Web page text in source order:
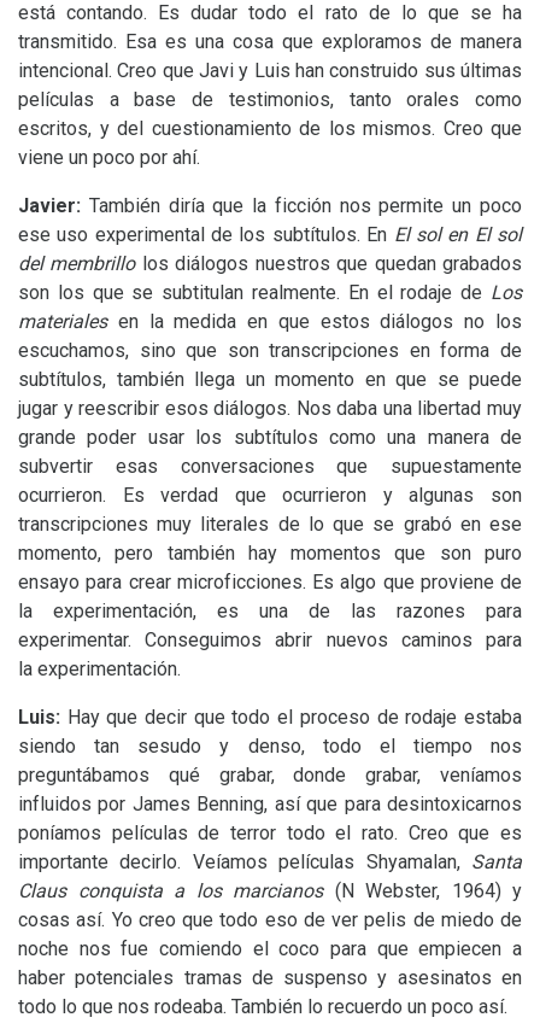
está contando. Es dudar todo el rato de lo que se ha
transmitido. Esa es una cosa que exploramos de manera
intencional. Creo que Javi y Luis han construido sus últimas
películas a base de testimonios, tanto orales como
escritos, y del cuestionamiento de los mismos. Creo que
viene un poco por ahí.
Javier: También diría que la ficción nos permite un poco
ese uso experimental de los subtítulos. En El sol en El sol
del membrillo los diálogos nuestros que quedan grabados
son los que se subtitulan realmente. En el rodaje de Los
materiales en la medida en que estos diálogos no los
escuchamos, sino que son transcripciones en forma de
subtítulos, también llega un momento en que se puede
jugar y reescribir esos diálogos. Nos daba una libertad muy
grande poder usar los subtítulos como una manera de
subvertir esas conversaciones que supuestamente
ocurrieron. Es verdad que ocurrieron y algunas son
transcripciones muy literales de lo que se grabó en ese
momento, pero también hay momentos que son puro
ensayo para crear microficciones. Es algo que proviene de
la experimentación, es una de las razones para
experimentar. Conseguimos abrir nuevos caminos para
la experimentación.
Luis: Hay que decir que todo el proceso de rodaje estaba
siendo tan sesudo y denso, todo el tiempo nos
preguntábamos qué grabar, donde grabar, veníamos
influidos por James Benning, así que para desintoxicarnos
poníamos películas de terror todo el rato. Creo que es
importante decirlo. Veíamos películas Shyamalan, Santa
Claus conquista a los marcianos(N Webster, 1964) y
cosas así. Yo creo que todo eso de ver pelis de miedo de
noche nos fue comiendo el coco para que empiecen a
haber potenciales tramas de suspenso y asesinatos en
todo lo que nos rodeaba. También lo recuerdo un poco así.